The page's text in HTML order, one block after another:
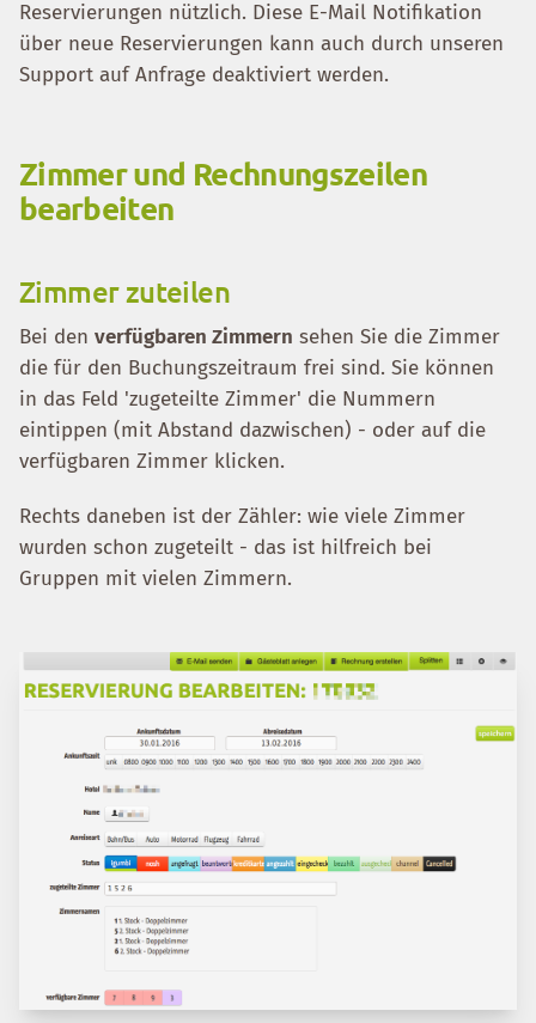
Reservierungen nützlich. Diese E-Mail Notifikation
über neue Reservierungen kann auch durch unseren
Support auf Anfrage deaktiviert werden.
Zimmer und Rechnungszeilen
bearbeiten
Zimmer zuteilen
Bei den verfügbaren Zimmern sehen Sie die Zimmer
die für den Buchungszeitraum frei sind. Sie können
in das Feld 'zugeteilte Zimmer' die Nummern
eintippen (mit Abstand dazwischen) - oder auf die
verfügbaren Zimmer klicken.
Rechts daneben ist der Zähler: wie viele Zimmer
wurden schon zugeteilt - das ist hilfreich bei
Gruppen mit vielen Zimmern.